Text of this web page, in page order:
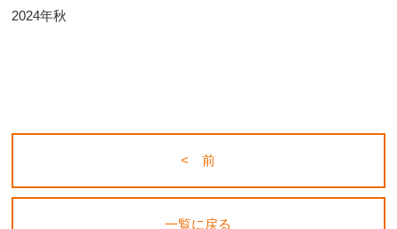
2024年秋
< 前
一覧に戻る